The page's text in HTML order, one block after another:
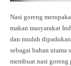
Nasi goreng
makan masyarakat
dan mudah
sebagai bahan utama
membuat nasi